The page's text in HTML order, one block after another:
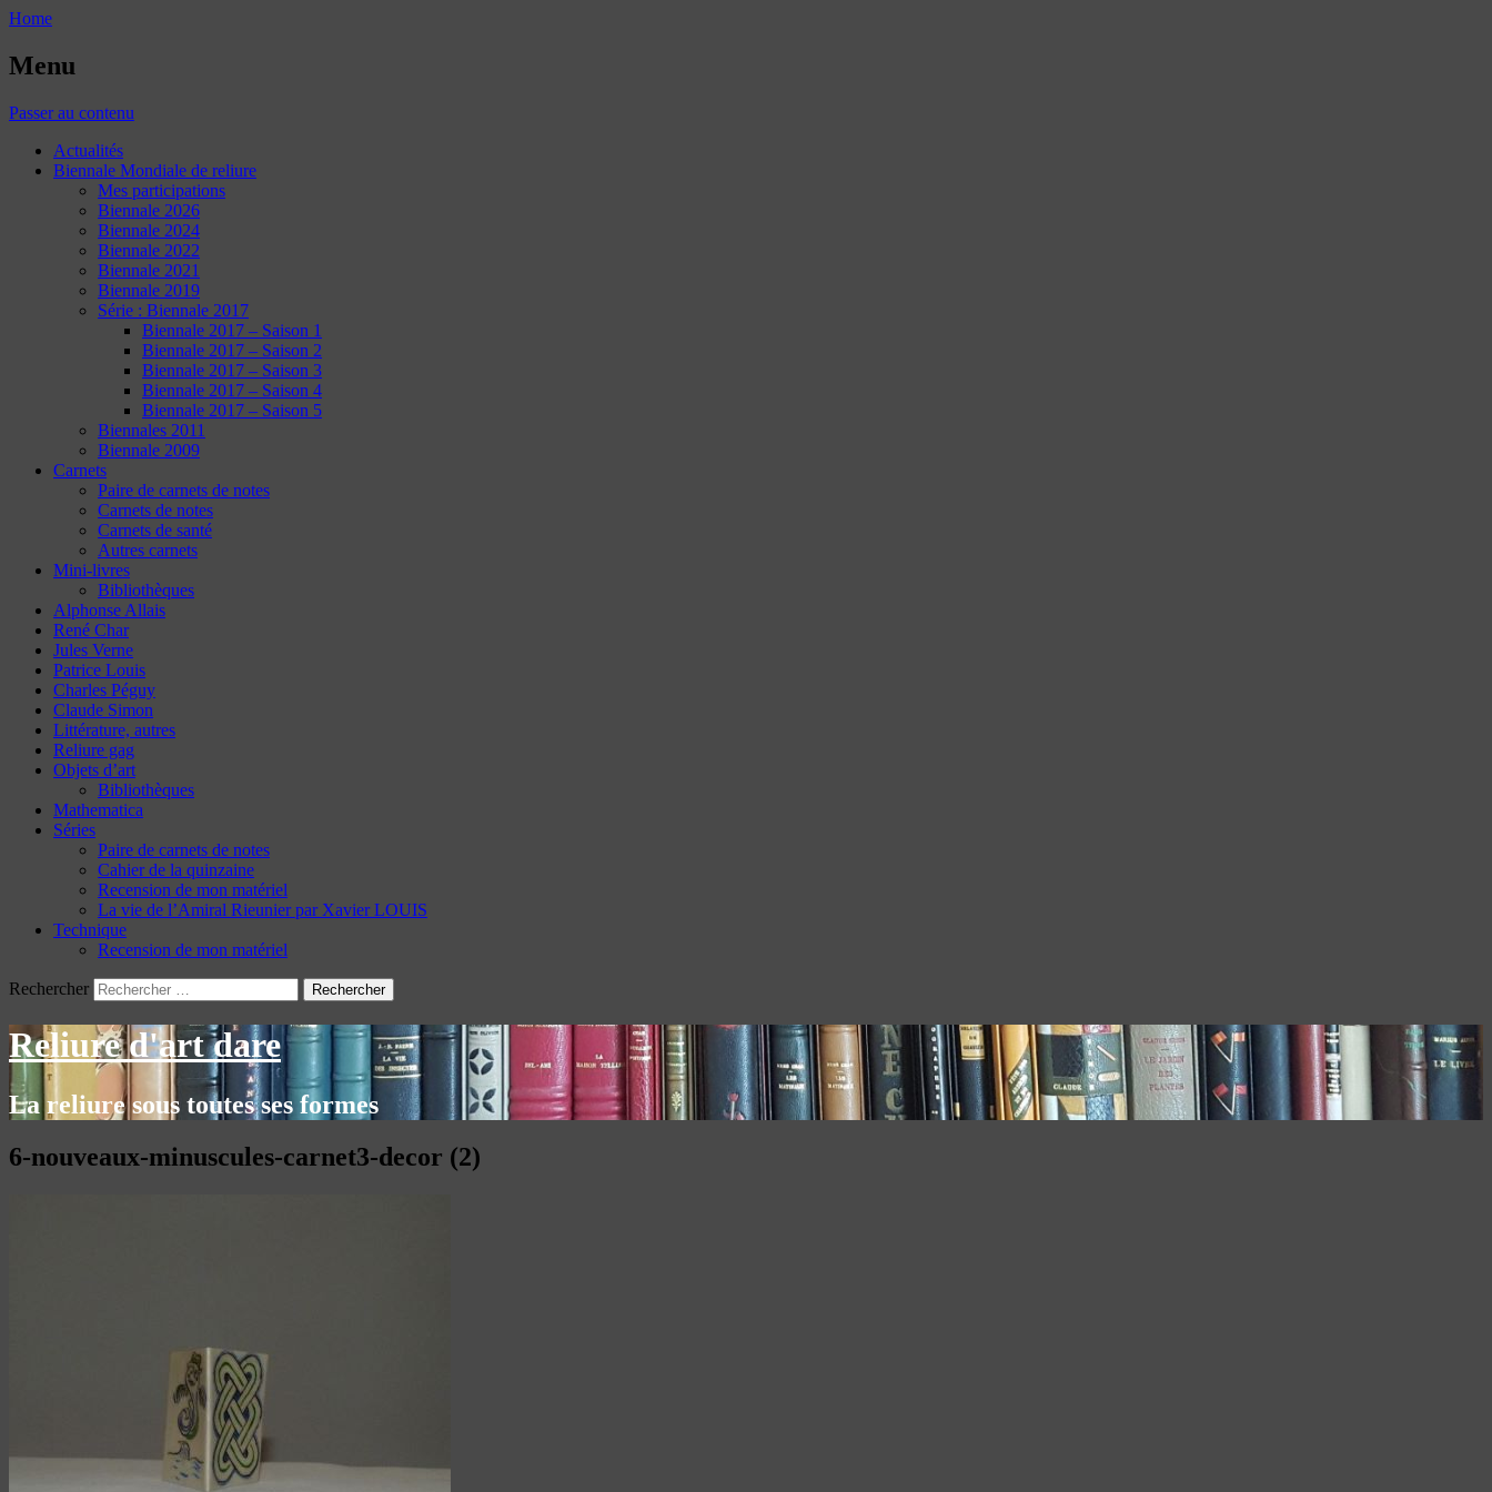
Home
Menu
Passer au contenu
Actualités
Biennale Mondiale de reliure
Mes participations
Biennale 2026
Biennale 2024
Biennale 2022
Biennale 2021
Biennale 2019
Série : Biennale 2017
Biennale 2017 – Saison 1
Biennale 2017 – Saison 2
Biennale 2017 – Saison 3
Biennale 2017 – Saison 4
Biennale 2017 – Saison 5
Biennales 2011
Biennale 2009
Carnets
Paire de carnets de notes
Carnets de notes
Carnets de santé
Autres carnets
Mini-livres
Bibliothèques
Alphonse Allais
René Char
Jules Verne
Patrice Louis
Charles Péguy
Claude Simon
Littérature, autres
Reliure gag
Objets d’art
Bibliothèques
Mathematica
Séries
Paire de carnets de notes
Cahier de la quinzaine
Recension de mon matériel
La vie de l’Amiral Rieunier par Xavier LOUIS
Technique
Recension de mon matériel
Rechercher
Reliure d'art dare
La reliure sous toutes ses formes
6-nouveaux-minuscules-carnet3-decor (2)